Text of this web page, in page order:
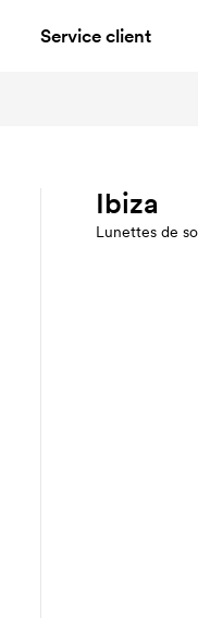
Service client
Ibiza
Lunettes de